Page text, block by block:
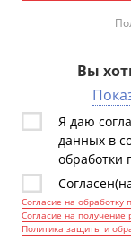
Вы
Я даю
данных в
обработки
Согласие на обработку
Согласие на
Политика защиты и